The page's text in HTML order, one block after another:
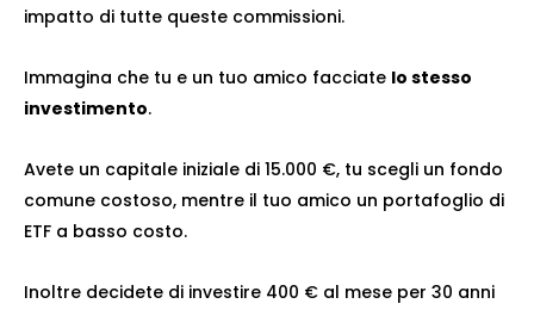
impatto di tutte queste commissioni.
Immagina che tu e un tuo amico facciate lo stesso
investimento.
Avete un capitale iniziale di 15.000 €, tu scegli un fondo
comune costoso, mentre il tuo amico un portafoglio di
ETF a basso costo.
Inoltre decidete di investire 400 € al mese per 30 anni